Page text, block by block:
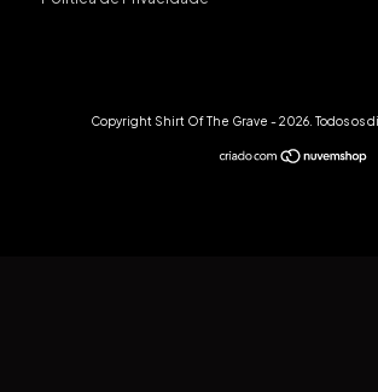
Copyright Shirt Of The Grave - 2026. Todos os